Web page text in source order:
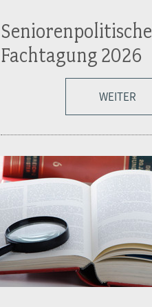
Seniorenpolitische
Fachtagung 2026
WEITER